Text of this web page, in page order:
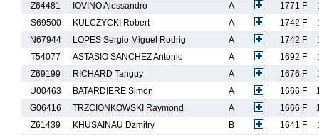
Z64481
IOVINO Alessandro A 1771 F
S69500
KULCZYCKI Robert A 1742 F
N67944
LOPES Sergio Miguel Rodrig A 1742 F
T54077
ASTASIO SANCHEZ Antonio A 1692 F
Z69199
RICHARD Tanguy A 1676 F
U00463
BATARDIERE Simon A 1666 F
G06416
TRZCIONKOWSKI Raymond A 1666 F
Z61439
KHUSAINAU Dzmitry B 1641 F